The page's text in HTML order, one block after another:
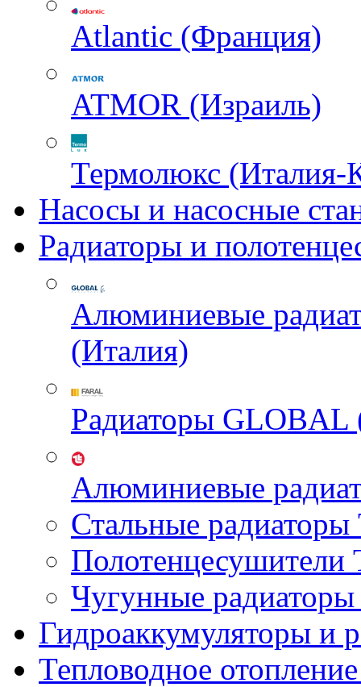
Atlantic (Франция)
ATMOR (Израиль)
Термолюкс (Италия-
Насосы и насосные
Радиаторы и
Алюминиевые
(Италия)
Радиаторы GLOBAL
Алюминиевые
Стальные
Чугунные
Гидроаккумуляторы и
Тепловодное